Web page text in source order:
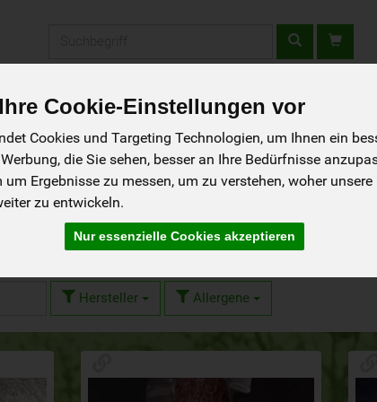
Cookie-Einstellungen vor
Cookies und Targeting Technologien, um Ihnen ein
die Sie sehen, besser an Ihre Bedürfnisse
Ergebnisse zu messen, um zu verstehen, woher
zu entwickeln.
Nur essenzielle Cookies akzeptieren
Rezepte Wir über uns Aus der Region
Hersteller Allergene